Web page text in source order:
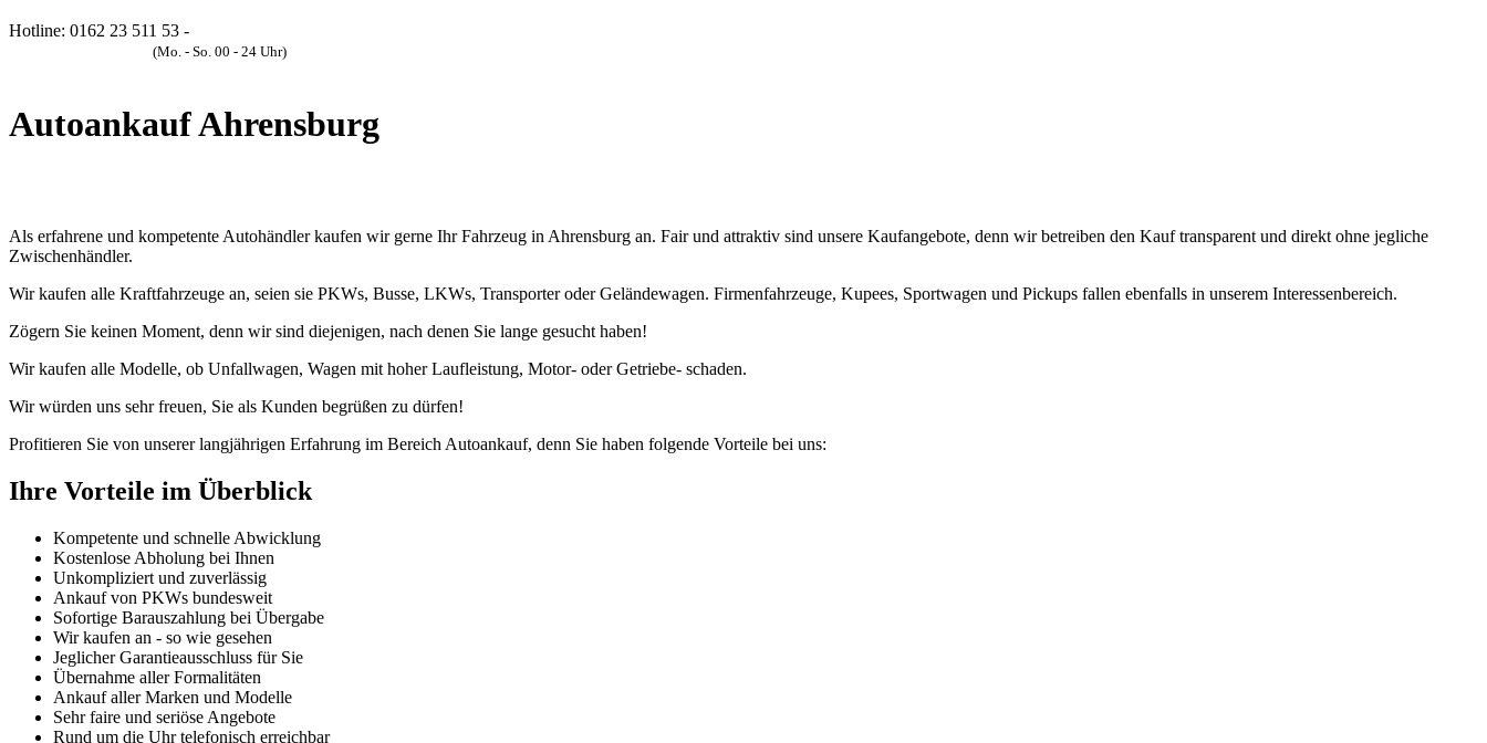
Hotline: 0162 23 511 53 -
(Mo. - So. 00 - 24 Uhr)
Autoankauf Ahrensburg
Als erfahrene und kompetente Autohändler kaufen wir gerne Ihr Fahrzeug in Ahrensburg an. Fair und attraktiv sind unsere Kaufangebote, denn wir betreiben den Kauf transparent und direkt ohne jegliche
Zwischenhändler.
Wir kaufen alle Kraftfahrzeuge an, seien sie PKWs, Busse, LKWs, Transporter oder Geländewagen. Firmenfahrzeuge, Kupees, Sportwagen und Pickups fallen ebenfalls in unserem Interessenbereich.
Zögern Sie keinen Moment, denn wir sind diejenigen, nach denen Sie lange gesucht haben!
Wir kaufen alle Modelle, ob Unfallwagen, Wagen mit hoher Laufleistung, Motor- oder Getriebe- schaden.
Wir würden uns sehr freuen, Sie als Kunden begrüßen zu dürfen!
Profitieren Sie von unserer langjährigen Erfahrung im Bereich Autoankauf, denn Sie haben folgende Vorteile bei uns:
Ihre Vorteile im Überblick
Kompetente und schnelle Abwicklung
Kostenlose Abholung bei Ihnen
Unkompliziert und zuverlässig
Ankauf von PKWs bundesweit
Sofortige Barauszahlung bei Übergabe
Wir kaufen an - so wie gesehen
Jeglicher Garantieausschluss für Sie
Übernahme aller Formalitäten
Ankauf aller Marken und Modelle
Sehr faire und seriöse Angebote
Rund um die Uhr telefonisch erreichbar